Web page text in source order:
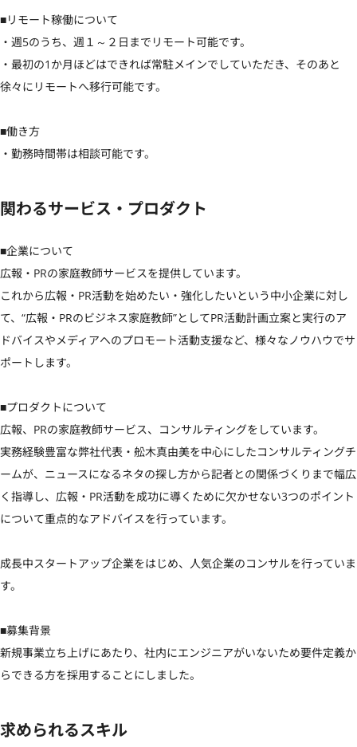
■リモート稼働について
・週5のうち、週１～２日までリモート可能です。
・最初の1か月ほどはできれば常駐メインでしていただき、そのあと
徐々にリモートへ移行可能です。
■働き方
・勤務時間帯は相談可能です。
関わるサービス・プロダクト
■企業について
広報・PRの家庭教師サービスを提供しています。
これから広報・PR活動を始めたい・強化したいという中小企業に対し
て、“広報・PRのビジネス家庭教師”としてPR活動計画立案と実行のア
ドバイスやメディアへのプロモート活動支援など、様々なノウハウでサ
ポートします。
■プロダクトについて
広報、PRの家庭教師サービス、コンサルティングをしています。
実務経験豊富な弊社代表・舩木真由美を中心にしたコンサルティングチ
ームが、ニュースになるネタの探し方から記者との関係づくりまで幅広
く指導し、広報・PR活動を成功に導くために欠かせない3つのポイント
について重点的なアドバイスを行っています。
成長中スタートアップ企業をはじめ、人気企業のコンサルを行っていま
す。
■募集背景
新規事業立ち上げにあたり、社内にエンジニアがいないため要件定義か
らできる方を採用することにしました。
求められるスキル